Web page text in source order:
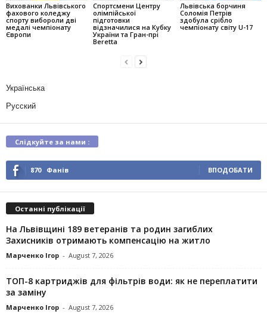
Вихованки Львівського
фахового коледжу
спорту вибороли дві
медалі чемпіонату
Європи
Спортсмени Центру
олімпійської
підготовки
відзначилися на Кубку
України та Гран-прі
Beretta
Львівська борчиня
Соломія Петрів
здобула срібло
чемпіонату світу U-17
Українська
Русский
Слідкуйте за нами :
870 Фанів ВПОДОБАТИ
Останні публікації
На Львівщині 189 ветеранів та родин загиблих
Захисників отримають компенсацію на житло
Марченко Ігор - August 7, 2026
ТОП-8 картриджів для фільтрів води: як не переплатити
за заміну
Марченко Ігор - August 7, 2026